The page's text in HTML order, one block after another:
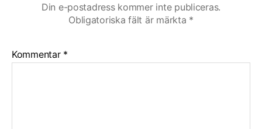
Din e-postadress kommer inte publiceras.
Obligatoriska fält är märkta *
Kommentar *